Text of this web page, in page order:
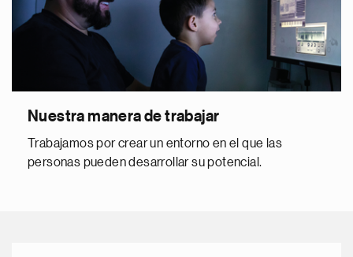
Nuestra manera de trabajar
Trabajamos por crear un entorno en el que las
personas pueden desarrollar su potencial.